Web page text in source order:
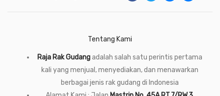
Tentang Kami
Raja Rak Gudangadalah salah satu perintis pertama
kali yang menjual, menyediakan, dan menawarkan
berbagai jenis rak gudang di Indonesia